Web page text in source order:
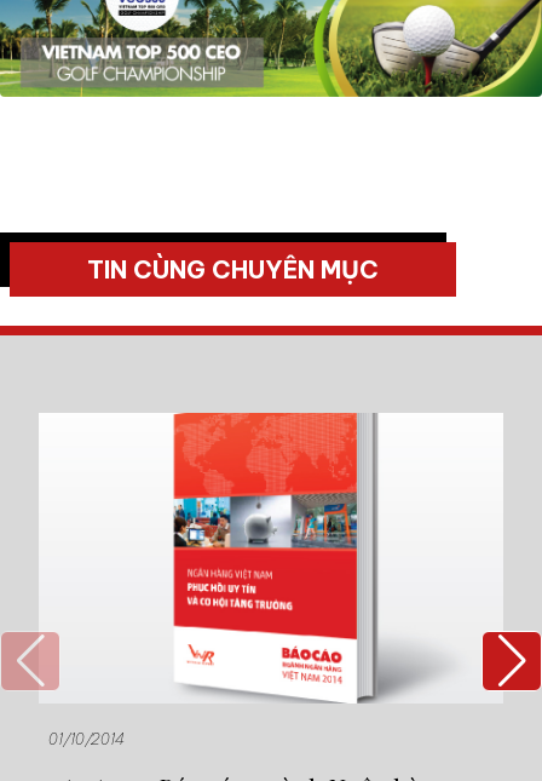
TIN CÙNG CHUYÊN MỤC
01/10/2014